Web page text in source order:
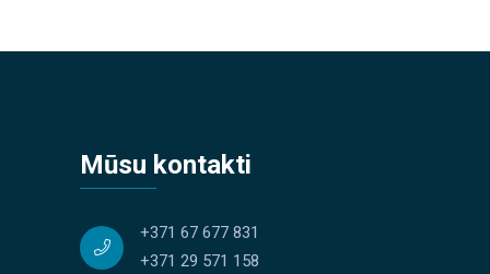
Mūsu kontakti
+371 67 677 831
+371 29 571 158